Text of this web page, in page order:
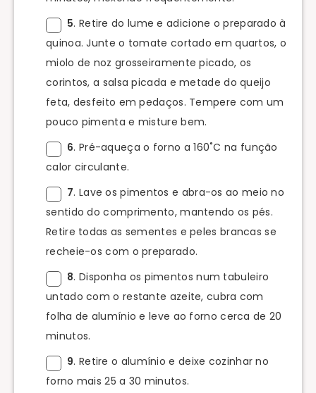
5. Retire do lume e adicione o preparado à
quinoa. Junte o tomate cortado em quartos, o
miolo de noz grosseiramente picado, os
corintos, a salsa picada e metade do queijo
feta, desfeito em pedaços. Tempere com um
pouco pimenta e misture bem.
6. Pré-aqueça o forno a 160˚C na função
calor circulante.
7. Lave os pimentos e abra-os ao meio no
sentido do comprimento, mantendo os pés.
Retire todas as sementes e peles brancas se
recheie-os com o preparado.
8. Disponha os pimentos num tabuleiro
untado com o restante azeite, cubra com
folha de alumínio e leve ao forno cerca de 20
minutos.
9. Retire o alumínio e deixe cozinhar no
forno mais 25 a 30 minutos.